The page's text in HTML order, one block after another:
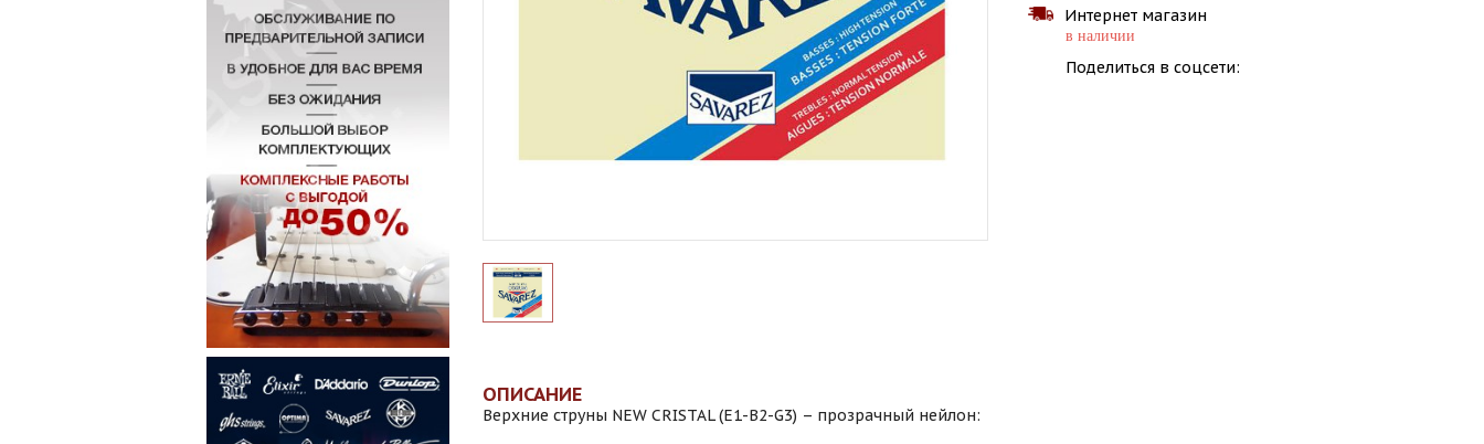
Интернет магазин
в наличии
Поделиться в соцсети:
ОПИСАНИЕ
Верхние струны NEW CRISTAL (E1-B2-G3) – прозрачный нейлон: